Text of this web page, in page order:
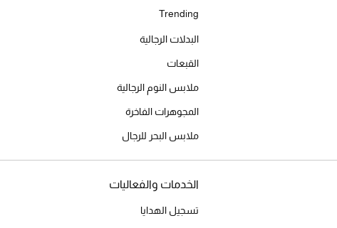
Trending
البدلات الرجالية
القبعات
ملابس النوم الرجالية
المجوهرات الفاخرة
ملابس البحر للرجال
الخدمات والفعاليات
تسجيل الهدايا